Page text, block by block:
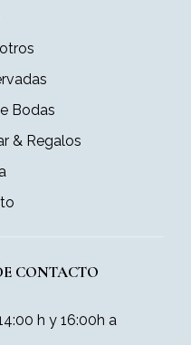
Bodas
& Regalos
CONTACTO
h y 16:00h a